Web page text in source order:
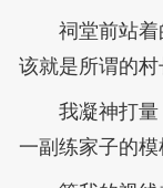
祠堂前站
该就是所谓的村
我凝神打量
一副练家子的模